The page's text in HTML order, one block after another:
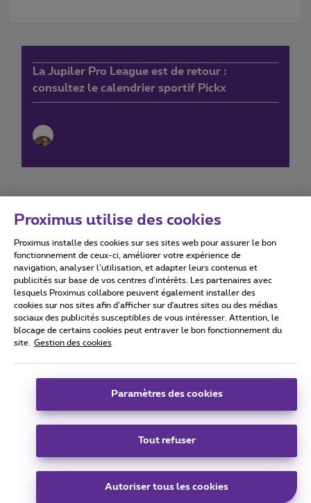
La Jupiler Pro League est de retour :
consultez le calendrier sportif Pickx
Conditions d'utilisation Accessibility statement
Tous droits réservés. © 2026 Proximus
Conditions générales, info consommateur
Coordonnées de l’entreprise
Boulevard du Roi Albert II 27 - B-1030 Bruxelles.
Carrier & Wholesale Solutions
|Telindus
Proximus utilise des cookies
Proximus installe des cookies sur ses sites web pour assurer le bon
fonctionnement de ceux-ci, améliorer votre expérience de
navigation, analyser l’utilisation, et adapter leurs contenus et
publicités sur base de vos centres d’intérêts. Les partenaires avec
lesquels Proximus collabore peuvent également installer des
cookies sur nos sites afin d’afficher sur d'autres sites ou des médias
sociaux des publicités susceptibles de vous intéresser. Attention, le
blocage de certains cookies peut entraver le bon fonctionnement du
site.
Gestion des cookies
Paramètres des cookies
Tout refuser
Autoriser tous les cookies